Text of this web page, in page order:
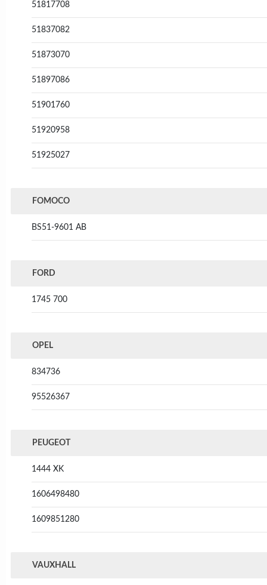
51817708
51837082
51873070
51897086
51901760
51920958
51925027
FOMOCO
BS51-9601 AB
FORD
1745 700
OPEL
834736
95526367
PEUGEOT
1444 XK
1606498480
1609851280
VAUXHALL